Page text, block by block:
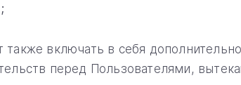
включать в себя
перед Пользователями,